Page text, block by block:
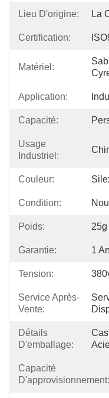
Lieu D'origine: La
Certification:
Matériel:
Application:
Capacité:
Usage
Industriel:
Couleur:
Condition:
Poids: 25g
Garantie: 1 An
Tension:
Service Après-
Vente:
Détails
D'emballage:
Capacité
D'approvisionnement: